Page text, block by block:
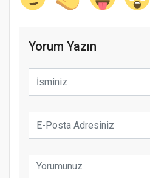
Yorum Yazın